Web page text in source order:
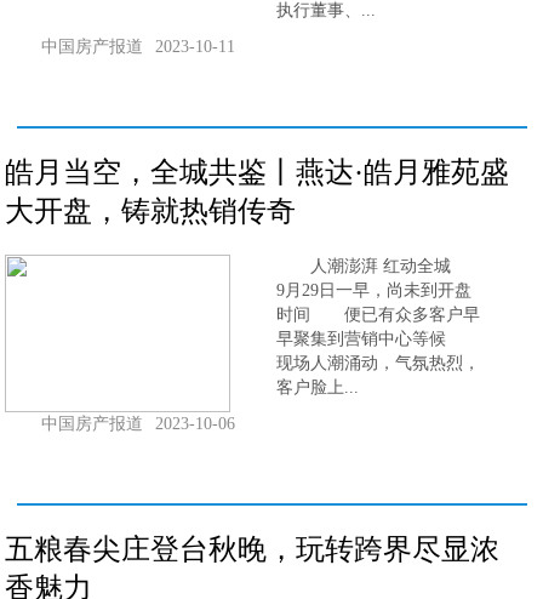
执行董事、...
中国房产报道
2023-10-11
皓月当空，全城共鉴丨燕达·皓月雅苑盛
大开盘，铸就热销传奇
人潮澎湃 红动全城
9月29日一早，尚未到开盘
时间 便已有众多客户早
早聚集到营销中心等候
现场人潮涌动，气氛热烈，
客户脸上...
中国房产报道
2023-10-06
五粮春尖庄登台秋晚，玩转跨界尽显浓
香魅力